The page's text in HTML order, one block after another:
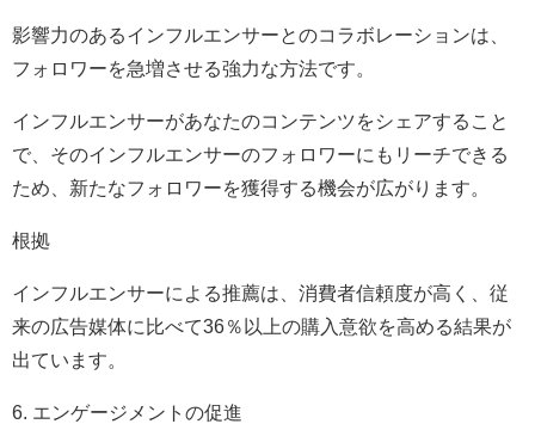
影響力のあるインフルエンサーとのコラボレーションは、
フォロワーを急増させる強力な方法です。
インフルエンサーがあなたのコンテンツをシェアすること
で、そのインフルエンサーのフォロワーにもリーチできる
ため、新たなフォロワーを獲得する機会が広がります。
根拠
インフルエンサーによる推薦は、消費者信頼度が高く、従
来の広告媒体に比べて36％以上の購入意欲を高める結果が
出ています。
6. エンゲージメントの促進